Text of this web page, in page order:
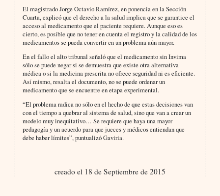
El magistrado Jorge Octavio Ramírez, en ponencia en la Sección
Cuarta, explicó que el derecho a la salud implica que se garantice el
acceso al medicamento que el paciente requiere. Aunque eso es
cierto, es posible que no tener en cuenta el registro y la calidad de los
medicamentos se pueda convertir en un problema aún mayor.
En el fallo el alto tribunal señaló que el medicamento sin Invima
sólo se puede negar si se demuestra que existe otra alternativa
médica o si la medicina prescrita no ofrece seguridad ni es eficiente.
Así mismo, resalta el documento, no se puede ordenar un
medicamento que se encuentre en etapa experimental.
“El problema radica no sólo en el hecho de que estas decisiones van
con el tiempo a quebrar al sistema de salud, sino que van a crear un
modelo muy inequitativo… Se requiere que haya una mayor
pedagogía y un acuerdo para que jueces y médicos entiendan que
debe haber límites”, puntualizó Gaviria.
creado el 18 de Septiembre de 2015